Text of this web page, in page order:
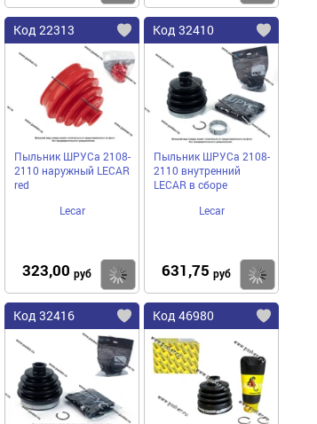
Код 22313
Пыльник ШРУСа 2108-
2110 наружный LECAR
red
Lecar
323,00 руб Купить
Код 32410
Пыльник ШРУСа 2108-
2110 внутренний
LECAR в сборе
Lecar
631,75 руб
Код 32416 Код 46980